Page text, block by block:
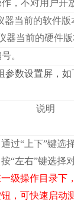
，不对用户开
器当前的软件版
器当前的硬件版
。
参数设置屏，如
说明
过“上下”键选
“左右”键选择
级操作目录下
，可快速启动